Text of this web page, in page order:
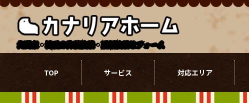
北関東・埼玉の外壁塗装・屋根塗装リフォーム
TOP サービス 対応エリア